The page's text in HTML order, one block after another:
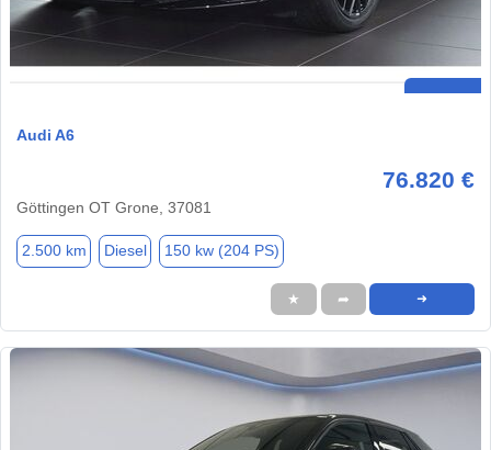
Audi A6
76.820 €
Göttingen OT Grone, 37081
2.500 km Diesel 150 kw (204 PS)
★ ➦ ➜